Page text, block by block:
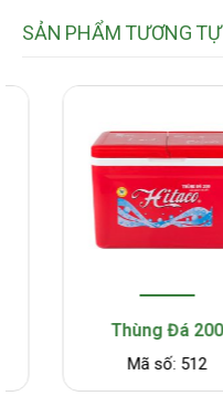
SẢN PHẨM TƯƠNG TỰ
Thùng Đá 200
Mã số: 512